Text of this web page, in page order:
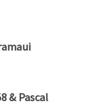
& Pascal